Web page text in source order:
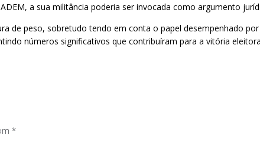
a sua militância poderia ser invocada como argumento
de peso, sobretudo tendo em conta o papel desempenhado
números significativos que contribuíram para a vitória
*